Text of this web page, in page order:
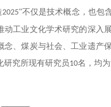
2025”不仅是技术概念，也包
动工业文化学术研究的深入
念、煤炭与社会、工业遗产
研究所现有研究员10名，均